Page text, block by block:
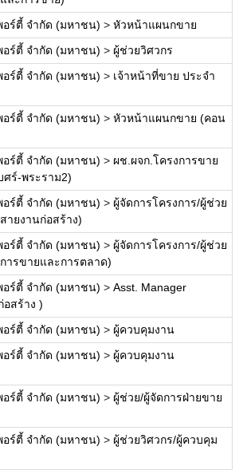
ร์ตี้ จำกัด (มหาชน) > หัวหน้าแผนกขาย
ร์ตี้ จำกัด (มหาชน) > ผู้ช่วยวิศวกร
ร์ตี้ จำกัด (มหาชน) > เจ้าหน้าที่ขาย ประจำ
ร์ตี้ จำกัด (มหาชน) > หัวหน้าแผนกขาย (คอน
ร์ตี้ จำกัด (มหาชน) > ผช.ผจก.โครงการขาย
ศร์-พระราม2)
ร์ตี้ จำกัด (มหาชน) > ผู้จัดการโครงการ/ผู้ช่วย
ายงานก่อสร้าง)
ร์ตี้ จำกัด (มหาชน) > ผู้จัดการโครงการ/ผู้ช่วย
ารขายและการตลาด)
ร์ตี้ จำกัด (มหาชน) > Asst. Manager
อสร้าง )
ร์ตี้ จำกัด (มหาชน) > ผู้ควบคุมงาน
ร์ตี้ จำกัด (มหาชน) > ผู้ควบคุมงาน
ร์ตี้ จำกัด (มหาชน) > ผู้ช่วย/ผู้จัดการฝ่ายขาย
ร์ตี้ จำกัด (มหาชน) > ผู้ช่วยวิศวกร/ผู้ควบคุม